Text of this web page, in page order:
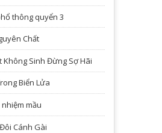
thông quyển 3
Chất
Không Sinh Đừng Sợ Hãi
Biển Lửa
mầu
Cánh Gài